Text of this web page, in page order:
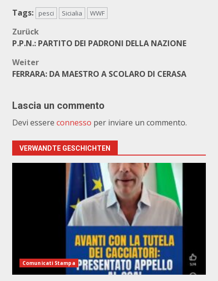
Tags: pesci Sicialia WWF
Beitragsnavigation
Zurück
P.P.N.: PARTITO DEI PADRONI DELLA NAZIONE
Weiter
FERRARA: DA MAESTRO A SCOLARO DI CERASA
Lascia un commento
Devi essere connesso per inviare un commento.
VERWANDTE GESCHICHTEN
Comunicati Stampa